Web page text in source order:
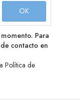
Para
contacto en
Política de